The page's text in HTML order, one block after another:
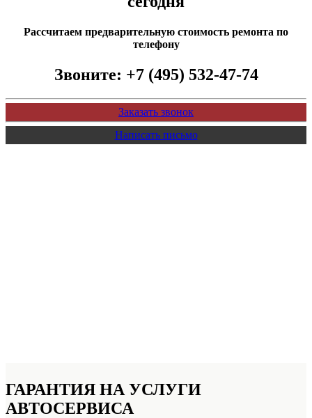
Рассчитаем предварительную стоимость ремонта по
телефону
Звоните: +7 (495) 532-47-74
Заказать звонок
Написать письмо
ГАРАНТИЯ НА УСЛУГИ
АВТОСЕРВИСА